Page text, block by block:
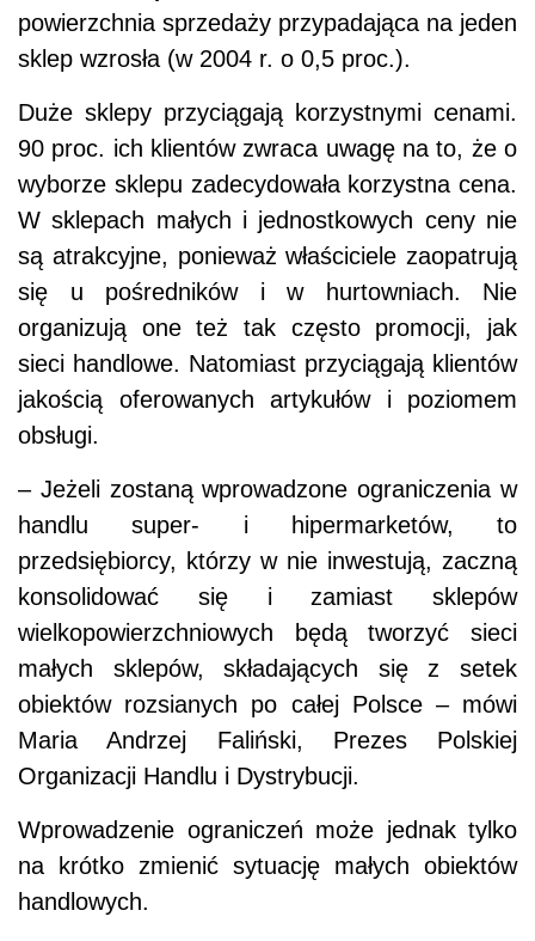
powierzchnia sprzedaży przypadająca na jeden
sklep wzrosła (w 2004 r. o 0,5 proc.).
Duże sklepy przyciągają korzystnymi cenami.
90 proc. ich klientów zwraca uwagę na to, że o
wyborze sklepu zadecydowała korzystna cena.
W sklepach małych i jednostkowych ceny nie
są atrakcyjne, ponieważ właściciele zaopatrują
się u pośredników i w hurtowniach. Nie
organizują one też tak często promocji, jak
sieci handlowe. Natomiast przyciągają klientów
jakością oferowanych artykułów i poziomem
obsługi.
– Jeżeli zostaną wprowadzone ograniczenia w
handlu super- i hipermarketów, to
przedsiębiorcy, którzy w nie inwestują, zaczną
konsolidować się i zamiast sklepów
wielkopowierzchniowych będą tworzyć sieci
małych sklepów, składających się z setek
obiektów rozsianych po całej Polsce – mówi
Maria Andrzej Faliński, Prezes Polskiej
Organizacji Handlu i Dystrybucji.
Wprowadzenie ograniczeń może jednak tylko
na krótko zmienić sytuację małych obiektów
handlowych.